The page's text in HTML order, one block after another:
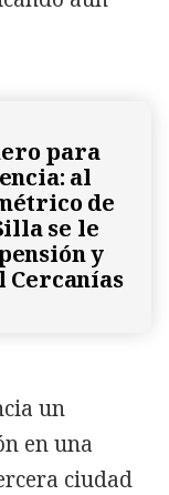
para
al
de
se le
y
Cercanías
un
en una
ciudad